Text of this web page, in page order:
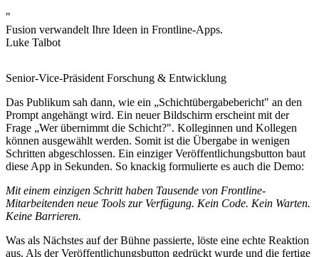
"
Fusion verwandelt Ihre Ideen in Frontline-Apps.
Luke Talbot
Senior-Vice-Präsident Forschung & Entwicklung
Das Publikum sah dann, wie ein „Schichtübergabebericht" an den
Prompt angehängt wird. Ein neuer Bildschirm erscheint mit der
Frage „Wer übernimmt die Schicht?". Kolleginnen und Kollegen
können ausgewählt werden. Somit ist die Übergabe in wenigen
Schritten abgeschlossen. Ein einziger Veröffentlichungsbutton baut
diese App in Sekunden. So knackig formulierte es auch die Demo:
Mit einem einzigen Schritt haben Tausende von Frontline-
Mitarbeitenden neue Tools zur Verfügung. Kein Code. Kein Warten.
Keine Barrieren.
Was als Nächstes auf der Bühne passierte, löste eine echte Reaktion
aus. Als der Veröffentlichungsbutton gedrückt wurde und die fertige